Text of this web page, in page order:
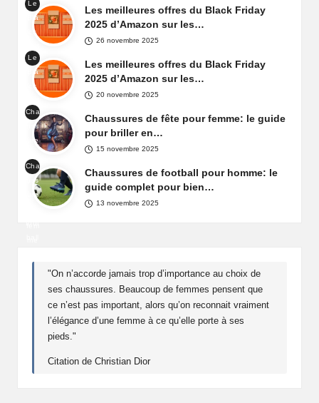
béb
é
Le
Bla
ck
ay
d'A
maz
Fra
nce
Les meilleures offres du Black Friday
2025 d’Amazon sur les…
26 novembre 2025
Le
Bla
ck
ay
d'A
maz
Fra
nce
Les meilleures offres du Black Friday
2025 d’Amazon sur les…
20 novembre 2025
Cha
uss
ure
de
fête
pou
Chaussures de fête pour femme: le guide
pour briller en…
15 novembre 2025
Cha
uss
ure
r
Chaussures de football pour homme: le
guide complet pour bien…
13 novembre 2025
"On n’accorde jamais trop d’importance au choix de
ses chaussures. Beaucoup de femmes pensent que
ce n’est pas important, alors qu’on reconnait vraiment
l’élégance d’une femme à ce qu’elle porte à ses
pieds."
Citation de Christian Dior